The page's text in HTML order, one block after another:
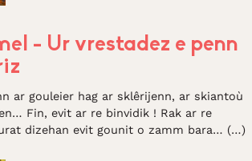
- Ur vrestadez e penn
ar gouleier hag ar sklêrijenn, ar skiantoù
Fin, evit ar re binvidik ! Rak ar re
dizehan evit gounit o zamm bara… (…)